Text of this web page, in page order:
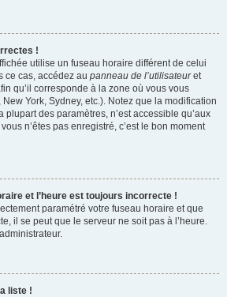
!
utilise un fuseau horaire différent de celui
ce cas, accédez au panneau de l’utilisateuret
qu’il corresponde à la zone où vous vous
York, Sydney, etc.). Notez que la modification
des paramètres, n’est accessible qu’aux
n’êtes pas enregistré, c’est le bon moment
et l’heure est toujours incorrecte !
paramétré votre fuseau horaire et que
il se peut que le serveur ne soit pas à l’heure.
liste !